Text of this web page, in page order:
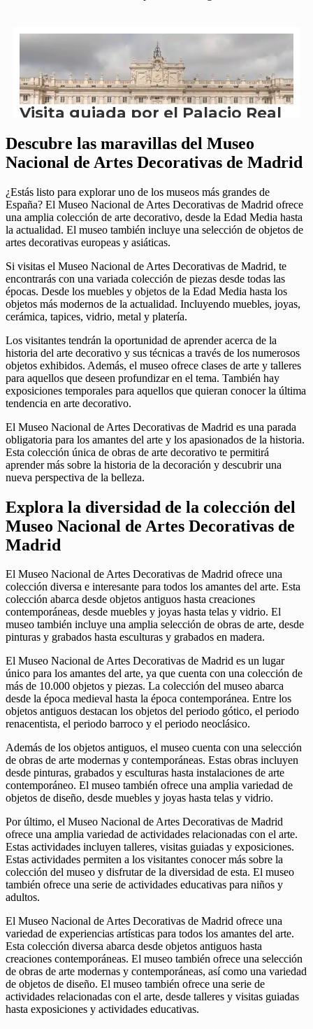
Descubre las maravillas del Museo
Nacional de Artes Decorativas de Madrid
¿Estás listo para explorar uno de los museos más grandes de
España? El Museo Nacional de Artes Decorativas de Madrid ofrece
una amplia colección de arte decorativo, desde la Edad Media hasta
la actualidad. El museo también incluye una selección de objetos de
artes decorativas europeas y asiáticas.
Si visitas el Museo Nacional de Artes Decorativas de Madrid, te
encontrarás con una variada colección de piezas desde todas las
épocas. Desde los muebles y objetos de la Edad Media hasta los
objetos más modernos de la actualidad. Incluyendo muebles, joyas,
cerámica, tapices, vidrio, metal y platería.
Los visitantes tendrán la oportunidad de aprender acerca de la
historia del arte decorativo y sus técnicas a través de los numerosos
objetos exhibidos. Además, el museo ofrece clases de arte y talleres
para aquellos que deseen profundizar en el tema. También hay
exposiciones temporales para aquellos que quieran conocer la última
tendencia en arte decorativo.
El Museo Nacional de Artes Decorativas de Madrid es una parada
obligatoria para los amantes del arte y los apasionados de la historia.
Esta colección única de obras de arte decorativo te permitirá
aprender más sobre la historia de la decoración y descubrir una
nueva perspectiva de la belleza.
Explora la diversidad de la colección del
Museo Nacional de Artes Decorativas de
Madrid
El Museo Nacional de Artes Decorativas de Madrid ofrece una
colección diversa e interesante para todos los amantes del arte. Esta
colección abarca desde objetos antiguos hasta creaciones
contemporáneas, desde muebles y joyas hasta telas y vidrio. El
museo también incluye una amplia selección de obras de arte, desde
pinturas y grabados hasta esculturas y grabados en madera.
El Museo Nacional de Artes Decorativas de Madrid es un lugar
único para los amantes del arte, ya que cuenta con una colección de
más de 10.000 objetos y piezas. La colección del museo abarca
desde la época medieval hasta la época contemporánea. Entre los
objetos antiguos destacan los objetos del periodo gótico, el periodo
renacentista, el periodo barroco y el periodo neoclásico.
Además de los objetos antiguos, el museo cuenta con una selección
de obras de arte modernas y contemporáneas. Estas obras incluyen
desde pinturas, grabados y esculturas hasta instalaciones de arte
contemporáneo. El museo también ofrece una amplia variedad de
objetos de diseño, desde muebles y joyas hasta telas y vidrio.
Por último, el Museo Nacional de Artes Decorativas de Madrid
ofrece una amplia variedad de actividades relacionadas con el arte.
Estas actividades incluyen talleres, visitas guiadas y exposiciones.
Estas actividades permiten a los visitantes conocer más sobre la
colección del museo y disfrutar de la diversidad de esta. El museo
también ofrece una serie de actividades educativas para niños y
adultos.
El Museo Nacional de Artes Decorativas de Madrid ofrece una
variedad de experiencias artísticas para todos los amantes del arte.
Esta colección diversa abarca desde objetos antiguos hasta
creaciones contemporáneas. El museo también ofrece una selección
de obras de arte modernas y contemporáneas, así como una variedad
de objetos de diseño. El museo también ofrece una serie de
actividades relacionadas con el arte, desde talleres y visitas guiadas
hasta exposiciones y actividades educativas.